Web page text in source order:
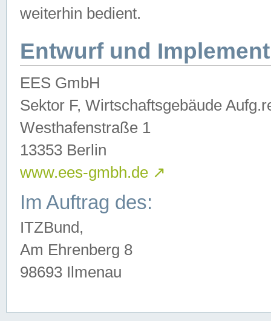
weiterhin bedient.
Entwurf und
EES GmbH
Sektor F, Wirtschaftsgebäude
Westhafenstraße 1
13353 Berlin
www.ees-gmbh.de ↗
Im Auftrag des:
ITZBund,
Am Ehrenberg 8
98693 Ilmenau